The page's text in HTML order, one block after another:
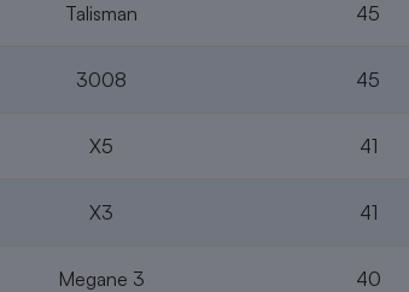
Talisman 45
3008 45
X5 41
X3 41
Megane 3 40